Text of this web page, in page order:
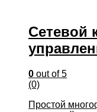
Сетевой
0 out of 5
(0)
Простой